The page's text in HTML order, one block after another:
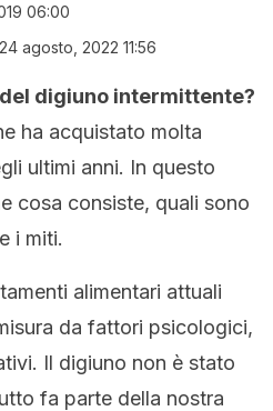
06:00
24 agosto, 2022 11:56
digiuno intermittente?
ha acquistato molta
ultimi anni. In questo
cosa consiste, quali sono
i miti.
alimentari attuali
da fattori psicologici,
Il digiuno non è stato
fa parte della nostra